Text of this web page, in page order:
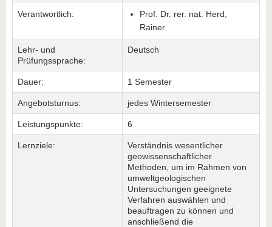
Verantwortlich:
Prof. Dr. rer. nat. Herd,
Rainer
Lehr- und
Prüfungssprache:
Deutsch
Dauer: 1 Semester
Angebotsturnus: jedes Wintersemester
Leistungspunkte: 6
Lernziele:
Verständnis wesentlicher
geowissenschaftlicher
Methoden, um im Rahmen von
umweltgeologischen
Untersuchungen geeignete
Verfahren auswählen und
beauftragen zu können und
anschließend die